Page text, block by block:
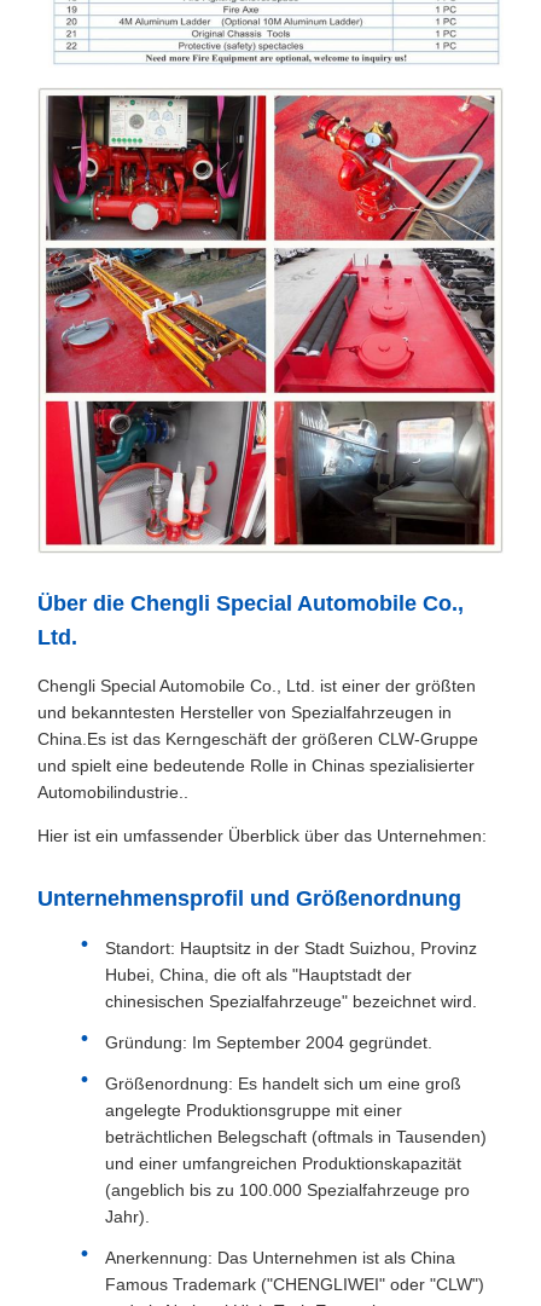
Über die Chengli Special Automobile Co.,
Ltd.
Chengli Special Automobile Co., Ltd. ist einer der größten
und bekanntesten Hersteller von Spezialfahrzeugen in
China.Es ist das Kerngeschäft der größeren CLW-Gruppe
und spielt eine bedeutende Rolle in Chinas spezialisierter
Automobilindustrie..
Hier ist ein umfassender Überblick über das Unternehmen:
Unternehmensprofil und Größenordnung
Standort: Hauptsitz in der Stadt Suizhou, Provinz
Hubei, China, die oft als "Hauptstadt der
chinesischen Spezialfahrzeuge" bezeichnet wird.
Gründung: Im September 2004 gegründet.
Größenordnung: Es handelt sich um eine groß
angelegte Produktionsgruppe mit einer
beträchtlichen Belegschaft (oftmals in Tausenden)
und einer umfangreichen Produktionskapazität
(angeblich bis zu 100.000 Spezialfahrzeuge pro
Jahr).
Anerkennung: Das Unternehmen ist als China
Famous Trademark ("CHENGLIWEI" oder "CLW")